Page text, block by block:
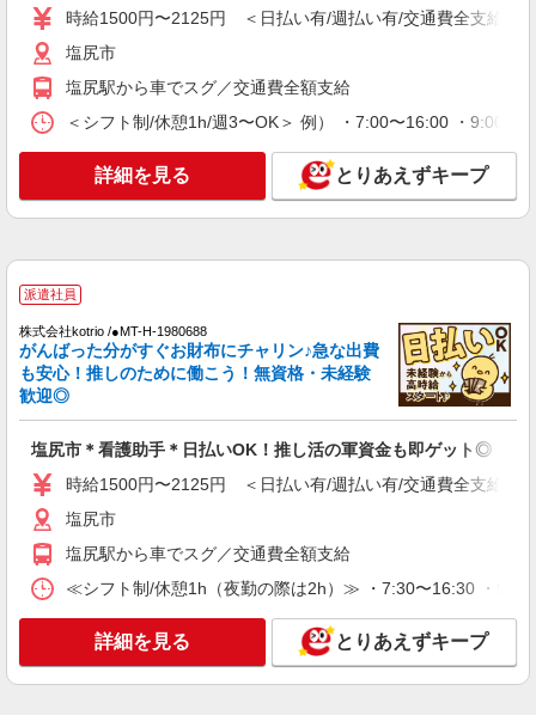
株式会社kotrio /●MT-H-1959147
時給1500円〜2125円 ＜日払い有/週払い有/交
通費全支給(ガソリン代含む)＞
塩尻市
キープ 詳細を見る
格支援で時給UP
時給1500円〜2125円 ＜日払い有/週払い有/交
通費全支給(ガソリン代含む)＞
詳細を見る
派遣社員
株式会社kotrio /●MT-H-2021465
師【夜勤なし】
時給2300円〜2875円 ＜日払い有/週払い有/交
通費全支給(ガソリン代含む)＞
時給1500円〜2125円 ＜日払い有/週払い有/交通費全支給(ガ
塩尻市
塩尻駅から車でスグ／交通費全額支給
＜シフト制/休憩1h/週3〜OK＞ 例） ・7:00〜16:00 ・9:00
詳細を見る とりあえずキープ
派遣社員
株式会社kotrio /●MT-H-1980688
がんばった分がすぐお財布にチャリン♪急な出費
も安心！推しのために働こう！無資格・未経験
歓迎◎
塩尻市＊看護助手＊日払いOK！推し活の軍資金も即ゲット◎
時給1500円〜2125円 ＜日払い有/週払い有/交通費全支給(ガ
塩尻市
塩尻駅から車でスグ／交通費全額支給
≪シフト制/休憩1h（夜勤の際は2h）≫ ・7:30〜16:30 ・
詳細を見る とりあえずキープ